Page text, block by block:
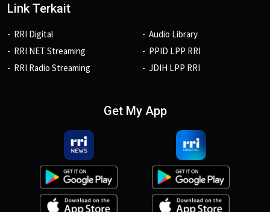
Link Terkait
RRI Digital
RRI NET Streaming
RRI Radio Streaming
Audio Library
PPID LPP RRI
JDIH LPP RRI
Get My App